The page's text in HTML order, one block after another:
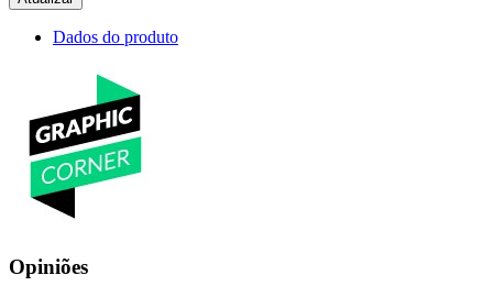
Dados do produto
Opiniões